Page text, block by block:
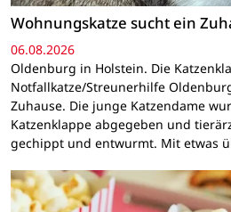
Wohnungskatze sucht ein
06.08.2026
Oldenburg in Holstein. Die
Notfallkatze/Streunerhilfe
Zuhause. Die junge Katzendame
Katzenklappe abgegeben und
gechippt und entwurmt. Mit etwas